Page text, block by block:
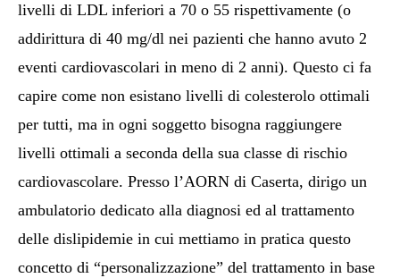
livelli di LDL inferiori a 70 o 55 rispettivamente (o
addirittura di 40 mg/dl nei pazienti che hanno avuto 2
eventi cardiovascolari in meno di 2 anni). Questo ci fa
capire come non esistano livelli di colesterolo ottimali
per tutti, ma in ogni soggetto bisogna raggiungere
livelli ottimali a seconda della sua classe di rischio
cardiovascolare. Presso l’AORN di Caserta, dirigo un
ambulatorio dedicato alla diagnosi ed al trattamento
delle dislipidemie in cui mettiamo in pratica questo
concetto di “personalizzazione” del trattamento in base